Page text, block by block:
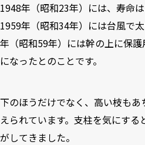
1948年（昭和23年）には、寿命
1959年（昭和34年）には台風で
年（昭和59年）には幹の上に保
になったとのことです。
下のほうだけでなく、高い枝も
えられています。支柱を気にす
がしてきました。